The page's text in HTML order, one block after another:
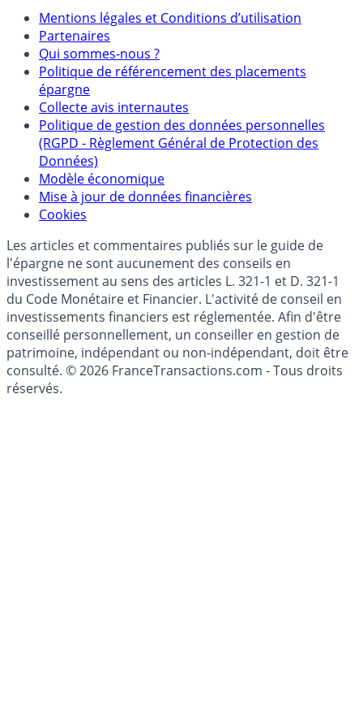
Mentions
Mentions légales et Conditions d’utilisation
Partenaires
Qui sommes-nous ?
Politique de référencement des placements
épargne
Collecte avis internautes
Politique de gestion des données personnelles
(RGPD - Règlement Général de Protection des
Données)
Modèle économique
Cookies
Les articles et commentaires publiés sur le guide de
l'épargne ne sont aucunement des conseils en
investissement au sens des articles L. 321-1 et D. 321-1
du Code Monétaire et Financier. L'activité de conseil en
investissements financiers est réglementée. Afin d'être
conseillé personnellement, un conseiller en gestion de
patrimoine, indépendant ou non-indépendant, doit être